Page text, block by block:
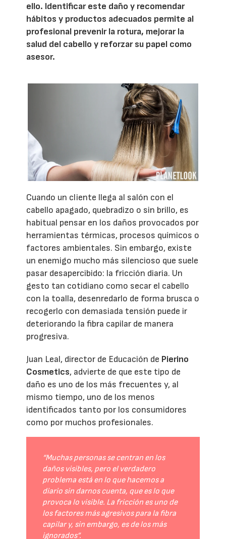
ello. Identificar este daño y recomendar
hábitos y productos adecuados permite al
profesional prevenir la rotura, mejorar la
salud del cabello y reforzar su papel como
asesor.
Cuando un cliente llega al salón con el
cabello apagado, quebradizo o sin brillo, es
habitual pensar en los daños provocados por
herramientas térmicas, procesos químicos o
factores ambientales. Sin embargo, existe
un enemigo mucho más silencioso que suele
pasar desapercibido: la fricción diaria. Un
gesto tan cotidiano como secar el cabello
con la toalla, desenredarlo de forma brusca o
recogerlo con demasiada tensión puede ir
deteriorando la fibra capilar de manera
progresiva.
Juan Leal, director de Educación de Pierino
Cosmetics, advierte de que este tipo de
daño es uno de los más frecuentes y, al
mismo tiempo, uno de los menos
identificados tanto por los consumidores
como por muchos profesionales.
“Muchas personas se centran en los
daños visibles, pero el verdadero
problema está en lo que hacemos a
diario sin darnos cuenta, que es lo que
provoca lo visible. La fricción es uno de
los factores más agresivos para la fibra
capilar y, sin embargo, es de los más
ignorados”.